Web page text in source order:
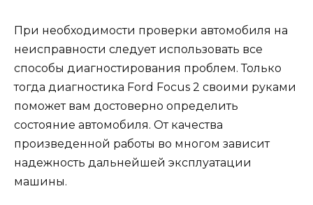
При необходимости проверки автомобиля на
неисправности следует использовать все
способы диагностирования проблем. Только
тогда диагностика Ford Focus 2 своими руками
поможет вам достоверно определить
состояние автомобиля. От качества
произведенной работы во многом зависит
надежность дальнейшей эксплуатации
машины.